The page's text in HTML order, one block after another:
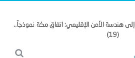
(من تداعيات أزمة شباط 2026 إلى هندسة الأمن الإقليمي: اتفاق مكة نموذجاً..
(19)